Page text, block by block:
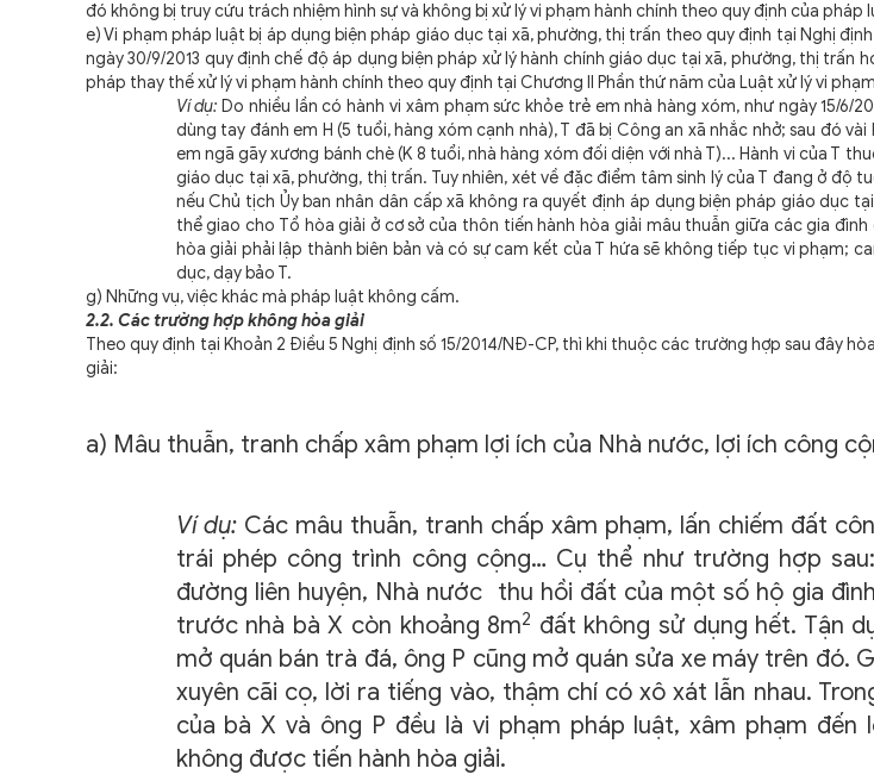
đó không bị truy cứu trách nhiệm hình sự và không bị xử lý vi phạm hành chính theo quy định của pháp
e) Vi phạm pháp luật bị áp dụng biện pháp giáo dục tại xã, phường, thị trấn theo quy định tại Nghị định
ngày 30/9/2013 quy định chế độ áp dụng biện pháp xử lý hành chính giáo dục tại xã, phường, thị trấn
pháp thay thế xử lý vi phạm hành chính theo quy định tại Chương II Phần thứ năm của Luật xử lý vi
Ví dụ: Do nhiều lần có hành vi xâm phạm sức khỏe trẻ em nhà hàng xóm, như ngày 15/6/
dùng tay đánh em H (5 tuổi, hàng xóm cạnh nhà), T đã bị Công an xã nhắc nhở; sau đó
em ngã gãy xương bánh chè (K 8 tuổi, nhà hàng xóm đối diện với nhà T)... Hành vi của T
giáo dục tại xã, phường, thị trấn. Tuy nhiên, xét về đặc điểm tâm sinh lý của T đang ở độ
nếu Chủ tịch Ủy ban nhân dân cấp xã không ra quyết định áp dụng biện pháp giáo dục
thể giao cho Tổ hòa giải ở cơ sở của thôn tiến hành hòa giải mâu thuẫn giữa các gia đình
hòa giải phải lập thành biên bản và có sự cam kết của T hứa sẽ không tiếp tục vi phạm;
dục, dạy bảo T.
g) Những vụ, việc khác mà pháp luật không cấm.
2.2. Các trường hợp không hòa giải
Theo quy định tại Khoản 2 Điều 5 Nghị định số 15/2014/NĐ-CP, thì khi thuộc các trường hợp sau đây
giải:
a) Mâu thuẫn, tranh chấp xâm phạm lợi ích của Nhà nước, lợi ích công
Ví dụ:Các mâu thuẫn, tranh chấp xâm phạm, lấn chiếm đất
trái phép công trình công cộng… Cụ thể như trường hợp
đường liên huyện, Nhà nước thu hồi đất của một số hộ gia
trước nhà bà X còn khoảng 8m2 đất không sử dụng hết. Tận
mở quán bán trà đá, ông P cũng mở quán sửa xe máy trên đó.
xuyên cãi cọ, lời ra tiếng vào, thậm chí có xô xát lẫn nhau.
của bà X và ông P đều là vi phạm pháp luật, xâm phạm đến
không được tiến hành hòa giải.